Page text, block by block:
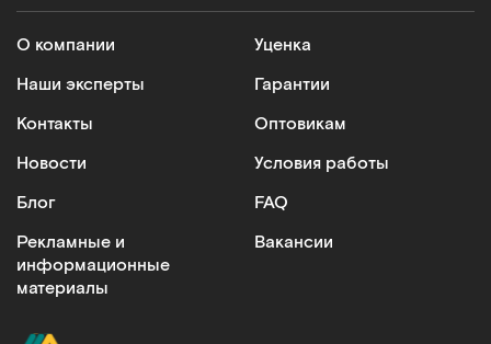
О компании
Наши эксперты
Контакты
Новости
Блог
Рекламные и
информационные
материалы
Уценка
Гарантии
Оптовикам
Условия работы
FAQ
Вакансии